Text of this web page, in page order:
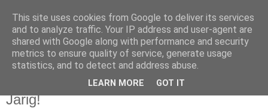
Da_Blog
You don't put a bumpersticker on a Bentley
donderdag, december 15, 2011
Jarig!
This site uses cookies from Google to deliver its services
and to analyze traffic. Your IP address and user-agent are
shared with Google along with performance and security
metrics to ensure quality of service, generate usage
statistics, and to detect and address abuse.
LEARN MORE GOT IT